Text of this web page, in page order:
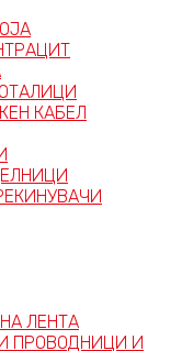
КАБЕЛ
ЛЕНТА
ПРОВОДНИЦИ И